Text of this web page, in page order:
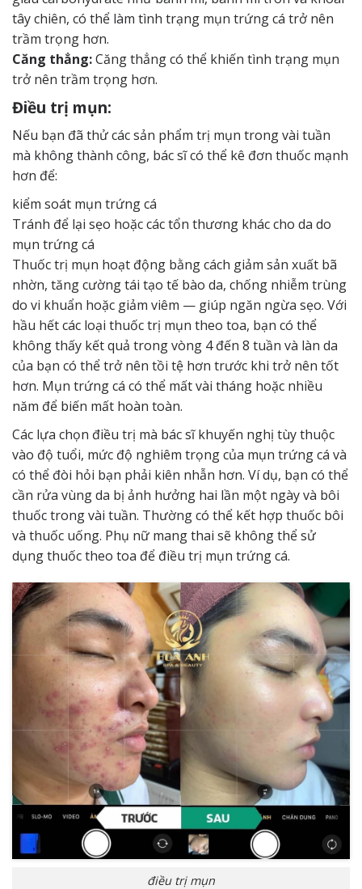
tây chiên, có thể làm tình trạng mụn trứng cá trở nên
trầm trọng hơn.
Căng thẳng:Căng thẳng có thể khiến tình trạng mụn
trở nên trầm trọng hơn.
Điều trị mụn:
Nếu bạn đã thử các sản phẩm trị mụn trong vài tuần
mà không thành công, bác sĩ có thể kê đơn thuốc mạnh
hơn để:
kiểm soát mụn trứng cá
Tránh để lại sẹo hoặc các tổn thương khác cho da do
mụn trứng cá
Thuốc trị mụn hoạt động bằng cách giảm sản xuất bã
nhờn, tăng cường tái tạo tế bào da, chống nhiễm trùng
do vi khuẩn hoặc giảm viêm — giúp ngăn ngừa sẹo. Với
hầu hết các loại thuốc trị mụn theo toa, bạn có thể
không thấy kết quả trong vòng 4 đến 8 tuần và làn da
của bạn có thể trở nên tồi tệ hơn trước khi trở nên tốt
hơn. Mụn trứng cá có thể mất vài tháng hoặc nhiều
năm để biến mất hoàn toàn.
Các lựa chọn điều trị mà bác sĩ khuyến nghị tùy thuộc
vào độ tuổi, mức độ nghiêm trọng của mụn trứng cá và
có thể đòi hỏi bạn phải kiên nhẫn hơn. Ví dụ, bạn có thể
cần rửa vùng da bị ảnh hưởng hai lần một ngày và bôi
thuốc trong vài tuần. Thường có thể kết hợp thuốc bôi
và thuốc uống. Phụ nữ mang thai sẽ không thể sử
dụng thuốc theo toa để điều trị mụn trứng cá.
điều trị mụn